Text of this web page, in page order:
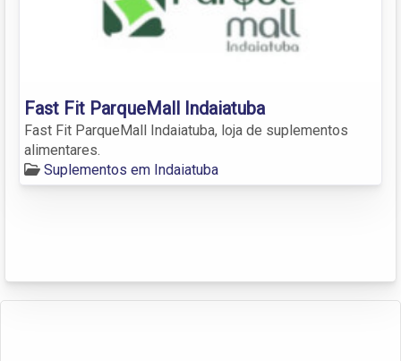
Fast Fit ParqueMall Indaiatuba
Fast Fit ParqueMall Indaiatuba, loja de suplementos
alimentares.
Suplementos em Indaiatuba